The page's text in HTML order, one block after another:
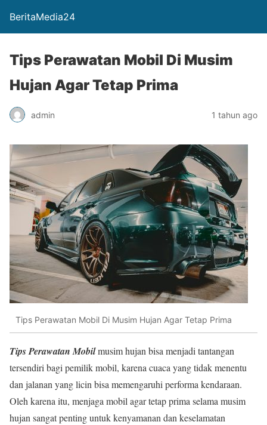
BeritaMedia24
Tips Perawatan Mobil Di Musim
Hujan Agar Tetap Prima
admin 1 tahun ago
Tips Perawatan Mobil Di Musim Hujan Agar Tetap Prima
Tips Perawatan Mobilmusim hujan bisa menjadi tantangan
tersendiri bagi pemilik mobil, karena cuaca yang tidak menentu
dan jalanan yang licin bisa memengaruhi performa kendaraan.
Oleh karena itu, menjaga mobil agar tetap prima selama musim
hujan sangat penting untuk kenyamanan dan keselamatan